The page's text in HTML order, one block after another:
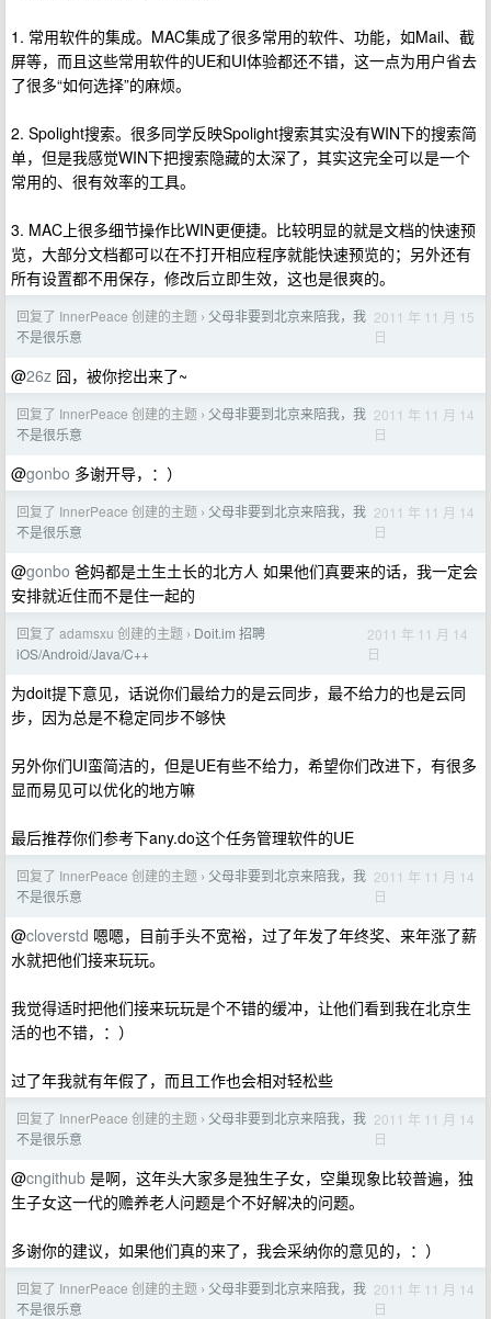
1. 常用软件的集成。MAC集成了很多常用的软件、功能，如Mail、截
屏等，而且这些常用软件的UE和UI体验都还不错，这一点为用户省去
了很多“如何选择”的麻烦。
2. Spolight搜索。很多同学反映Spolight搜索其实没有WIN下的搜索简
单，但是我感觉WIN下把搜索隐藏的太深了，其实这完全可以是一个
常用的、很有效率的工具。
3. MAC上很多细节操作比WIN更便捷。比较明显的就是文档的快速预
览，大部分文档都可以在不打开相应程序就能快速预览的；另外还有
所有设置都不用保存，修改后立即生效，这也是很爽的。
回复了 InnerPeace 创建的主题 › 父母非要到北京来陪我，我
不是很乐意
2011 年 11 月 15
日
@26z 囧，被你挖出来了~
回复了 InnerPeace 创建的主题 › 父母非要到北京来陪我，我
不是很乐意
2011 年 11 月 14
日
@gonbo 多谢开导，：）
回复了 InnerPeace 创建的主题 › 父母非要到北京来陪我，我
不是很乐意
2011 年 11 月 14
日
@gonbo 爸妈都是土生土长的北方人 如果他们真要来的话，我一定会
安排就近住而不是住一起的
回复了 adamsxu 创建的主题 › Doit.im 招聘
iOS/Android/Java/C++
2011 年 11 月 14
日
为doit提下意见，话说你们最给力的是云同步，最不给力的也是云同
步，因为总是不稳定同步不够快
另外你们UI蛮简洁的，但是UE有些不给力，希望你们改进下，有很多
显而易见可以优化的地方嘛
最后推荐你们参考下any.do这个任务管理软件的UE
回复了 InnerPeace 创建的主题 › 父母非要到北京来陪我，我
不是很乐意
2011 年 11 月 14
日
@cloverstd 嗯嗯，目前手头不宽裕，过了年发了年终奖、来年涨了薪
水就把他们接来玩玩。
我觉得适时把他们接来玩玩是个不错的缓冲，让他们看到我在北京生
活的也不错，：）
过了年我就有年假了，而且工作也会相对轻松些
回复了 InnerPeace 创建的主题 › 父母非要到北京来陪我，我
不是很乐意
2011 年 11 月 14
日
@cngithub 是啊，这年头大家多是独生子女，空巢现象比较普遍，独
生子女这一代的赡养老人问题是个不好解决的问题。
多谢你的建议，如果他们真的来了，我会采纳你的意见的，：）
回复了 InnerPeace 创建的主题 › 父母非要到北京来陪我，我
不是很乐意
2011 年 11 月 14
日